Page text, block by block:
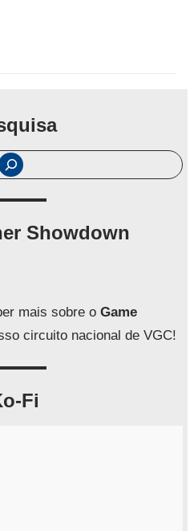
Showdown
mais sobre o Game
circuito nacional de VGC!
Fi